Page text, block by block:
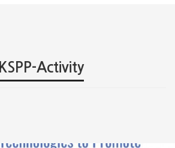
KSPP-Activity